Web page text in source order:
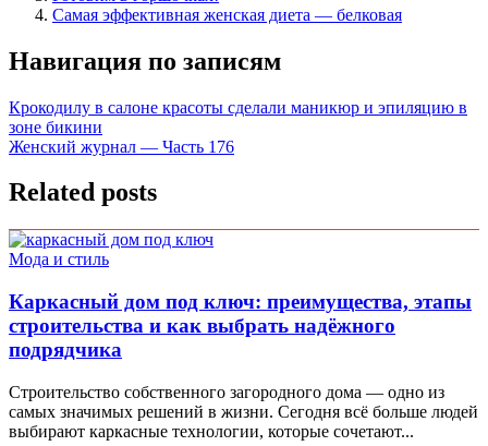
Самая эффективная женская диета — белковая
Навигация по записям
Крокодилу в салоне красоты сделали маникюр и эпиляцию в
зоне бикини
Женский журнал — Часть 176
Related posts
Мода и стиль
Каркасный дом под ключ: преимущества, этапы
строительства и как выбрать надёжного
подрядчика
Строительство собственного загородного дома — одно из
самых значимых решений в жизни. Сегодня всё больше людей
выбирают каркасные технологии, которые сочетают...